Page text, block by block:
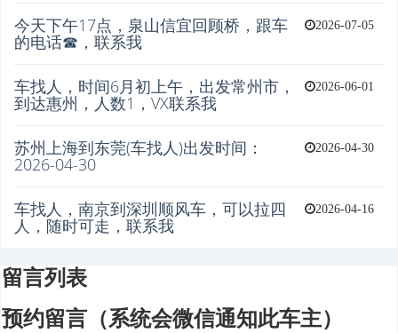
2026-07-05
今天下午17点，泉山信宜回顾桥，跟车
的电话☎，联系我
2026-06-01
车找人，时间6月初上午，出发常州市，
到达惠州，人数1，VX联系我
2026-04-30
苏州上海到东莞(车找人)出发时间：
2026-04-30
2026-04-16
车找人，南京到深圳顺风车，可以拉四
人，随时可走，联系我
留言列表
预约留言（系统会微信通知此车主）